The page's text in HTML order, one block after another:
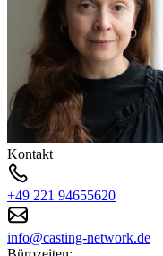
Kontakt
+49 221 94655620
info@casting-network.de